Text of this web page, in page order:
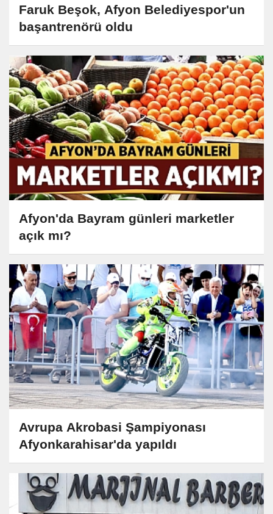
Faruk Beşok, Afyon Belediyespor'un
başantrenörü oldu
Afyon'da Bayram günleri marketler
açık mı?
Avrupa Akrobasi Şampiyonası
Afyonkarahisar'da yapıldı